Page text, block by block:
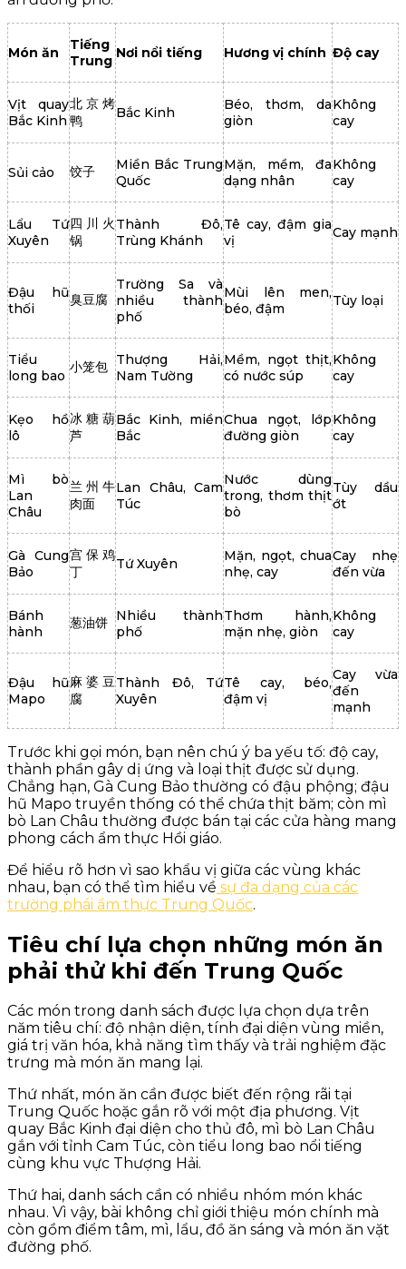
Món ăn
Tiếng
Trung Nơi nổi tiếng Hương vị chính Độ cay
Vịt quay
Bắc Kinh
北京烤
鸭
Bắc Kinh
Béo, thơm, da
giòn
Không
cay
Sủi cảo 饺子
Miền Bắc Trung
Quốc
Mặn, mềm, đa
dạng nhân
Không
cay
Lẩu Tứ
Xuyên
四川火
锅
Thành Đô,
Trùng Khánh
Tê cay, đậm gia
vị
Cay mạnh
Đậu hũ
thối
臭豆腐
Trường Sa và
nhiều thành
phố
Mùi lên men,
béo, đậm
Tùy loại
Tiểu
long bao
小笼包 Thượng Hải,
Nam Tường
Mềm, ngọt thịt,
có nước súp
Không
cay
Kẹo hồ
lô
冰糖葫
芦
Bắc Kinh, miền
Bắc
Chua ngọt, lớp
đường giòn
Không
cay
Mì bò
Lan
Châu
兰州牛
肉面
Lan Châu, Cam
Túc
Nước dùng
trong, thơm thịt
bò
Tùy dầu
ớt
Gà Cung
Bảo
宫保鸡
丁
Tứ Xuyên
Mặn, ngọt, chua
nhẹ, cay
Cay nhẹ
đến vừa
Bánh
hành
葱油饼 Nhiều thành
phố
Thơm hành,
mặn nhẹ, giòn
Không
cay
Đậu hũ
Mapo
麻婆豆
腐
Thành Đô, Tứ
Xuyên
Tê cay, béo,
đậm vị
Cay vừa
đến
mạnh
Trước khi gọi món, bạn nên chú ý ba yếu tố: độ cay,
thành phần gây dị ứng và loại thịt được sử dụng.
Chẳng hạn, Gà Cung Bảo thường có đậu phộng; đậu
hũ Mapo truyền thống có thể chứa thịt băm; còn mì
bò Lan Châu thường được bán tại các cửa hàng mang
phong cách ẩm thực Hồi giáo.
Để hiểu rõ hơn vì sao khẩu vị giữa các vùng khác
nhau, bạn có thể tìm hiểu về sự đa dạng của các
trường phái ẩm thực Trung Quốc.
Tiêu chí lựa chọn những món ăn
phải thử khi đến Trung Quốc
Các món trong danh sách được lựa chọn dựa trên
năm tiêu chí: độ nhận diện, tính đại diện vùng miền,
giá trị văn hóa, khả năng tìm thấy và trải nghiệm đặc
trưng mà món ăn mang lại.
Thứ nhất, món ăn cần được biết đến rộng rãi tại
Trung Quốc hoặc gắn rõ với một địa phương. Vịt
quay Bắc Kinh đại diện cho thủ đô, mì bò Lan Châu
gắn với tỉnh Cam Túc, còn tiểu long bao nổi tiếng
cùng khu vực Thượng Hải.
Thứ hai, danh sách cần có nhiều nhóm món khác
nhau. Vì vậy, bài không chỉ giới thiệu món chính mà
còn gồm điểm tâm, mì, lẩu, đồ ăn sáng và món ăn vặt
đường phố.